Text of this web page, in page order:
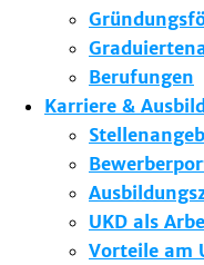
Berufungen
Karriere &
UKD als
Vorteile am